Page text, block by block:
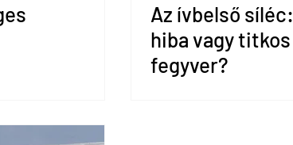
Az ívbelső síléc:
hiba vagy titkos
fegyver?